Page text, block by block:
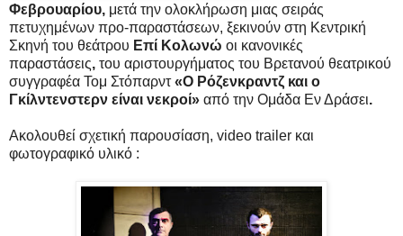
Φεβρουαρίου, μετά την ολοκλήρωση μιας σειράς
πετυχημένων προ-παραστάσεων, ξεκινούν στη Κεντρική
Σκηνή του θεάτρου Επί Κολωνώ οι κανονικές
παραστάσεις, του αριστουργήματος του Bρετανού θεατρικού
συγγραφέα Τομ Στόπαρντ«Ο Ρόζενκραντζ και ο
Γκίλντενστερν είναι νεκροί» από την Ομάδα Εν Δράσει.
Ακολουθεί σχετική παρουσίαση, video trailer και
φωτογραφικό υλικό :